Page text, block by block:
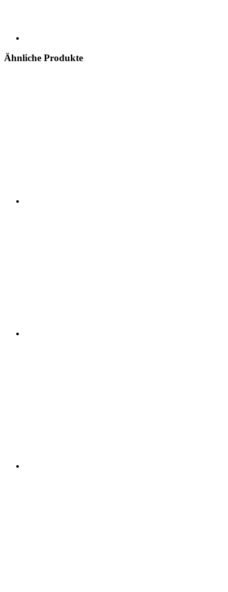
Ähnliche Produkte